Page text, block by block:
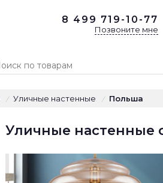
8 499 719-10-77
Позвоните мне
/ Уличные настенные / Польша
Уличные настенные